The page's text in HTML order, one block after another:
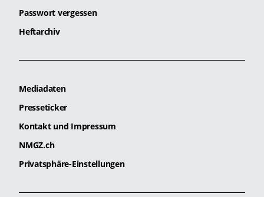
Passwort vergessen
Heftarchiv
Mediadaten
Presseticker
Kontakt und Impressum
NMGZ.ch
Privatsphäre-Einstellungen